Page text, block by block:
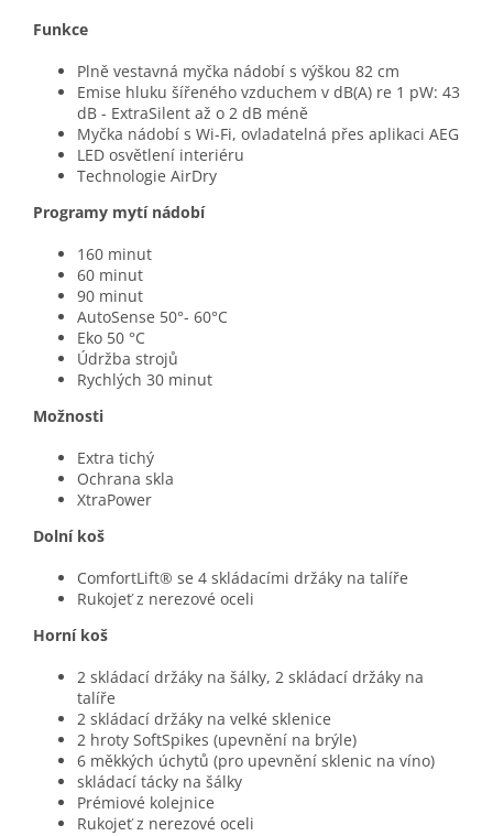
Funkce
Plně vestavná myčka nádobí s výškou 82 cm
Emise hluku šířeného vzduchem v dB(A) re 1 pW: 43
dB - ExtraSilent až o 2 dB méně
Myčka nádobí s Wi-Fi, ovladatelná přes aplikaci AEG
LED osvětlení interiéru
Technologie AirDry
Programy mytí nádobí
160 minut
60 minut
90 minut
AutoSense 50°- 60°C
Eko 50 °C
Údržba strojů
Rychlých 30 minut
Možnosti
Extra tichý
Ochrana skla
XtraPower
Dolní koš
ComfortLift® se 4 skládacími držáky na talíře
Rukojeť z nerezové oceli
Horní koš
2 skládací držáky na šálky, 2 skládací držáky na
talíře
2 skládací držáky na velké sklenice
2 hroty SoftSpikes (upevnění na brýle)
6 měkkých úchytů (pro upevnění sklenic na víno)
skládací tácky na šálky
Prémiové kolejnice
Rukojeť z nerezové oceli